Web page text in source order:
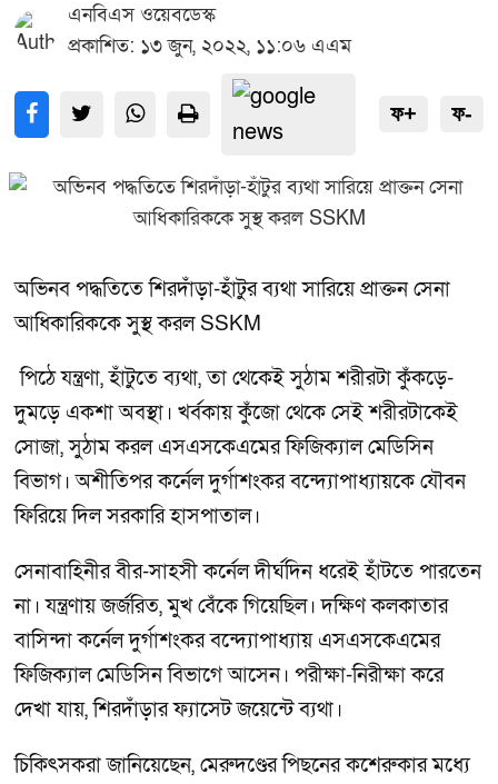
এনবিএস ওয়েবডেস্ক
প্রকাশিত: ১৩ জুন, ২০২২, ১১:০৬ এএম
ফ+ ফ-
অভিনব পদ্ধতিতে শিরদাঁড়া-হাঁটুর ব্যথা সারিয়ে প্রাক্তন সেনা
আধিকারিককে সুস্থ করল SSKM
পিঠে যন্ত্রণা, হাঁটুতে ব্যথা, তা থেকেই সুঠাম শরীরটা কুঁকড়ে-
দুমড়ে একশা অবস্থা। খর্বকায় কুঁজো থেকে সেই শরীরটাকেই
সোজা, সুঠাম করল এসএসকেএমের ফিজিক্যাল মেডিসিন
বিভাগ। অশীতিপর কর্নেল দুর্গাশংকর বন্দ্যোপাধ্যায়কে যৌবন
ফিরিয়ে দিল সরকারি হাসপাতাল।
সেনাবাহিনীর বীর-সাহসী কর্নেল দীর্ঘদিন ধরেই হাঁটতে পারতেন
না। যন্ত্রণায় জর্জরিত, মুখ বেঁকে গিয়েছিল। দক্ষিণ কলকাতার
বাসিন্দা কর্নেল দুর্গাশংকর বন্দ্যোপাধ্যায় এসএসকেএমের
ফিজিক্যাল মেডিসিন বিভাগে আসেন। পরীক্ষা-নিরীক্ষা করে
দেখা যায়, শিরদাঁড়ার ফ্যাসেট জয়েন্টে ব্যথা।
চিকিৎসকরা জানিয়েছেন, মেরুদণ্ডের পিছনের কশেরুকার মধ্যে